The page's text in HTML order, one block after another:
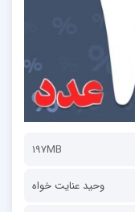
197MB
وحید عنایت خواه